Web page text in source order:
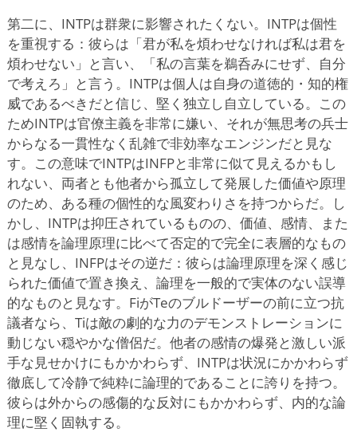
第二に、INTPは群衆に影響されたくない。INTPは個性
を重視する：彼らは「君が私を煩わせなければ私は君を
煩わせない」と言い、「私の言葉を鵜呑みにせず、自分
で考えろ」と言う。INTPは個人は自身の道徳的・知的権
威であるべきだと信じ、堅く独立し自立している。この
ためINTPは官僚主義を非常に嫌い、それが無思考の兵士
からなる一貫性なく乱雑で非効率なエンジンだと見な
す。この意味でINTPはINFPと非常に似て見えるかもし
れない、両者とも他者から孤立して発展した価値や原理
のため、ある種の個性的な風変わりさを持つからだ。し
かし、INTPは抑圧されているものの、価値、感情、また
は感情を論理原理に比べて否定的で完全に表層的なもの
と見なし、INFPはその逆だ：彼らは論理原理を深く感じ
られた価値で置き換え、論理を一般的で実体のない誤導
的なものと見なす。FiがTeのブルドーザーの前に立つ抗
議者なら、Tiは敵の劇的な力のデモンストレーションに
動じない穏やかな僧侶だ。他者の感情の爆発と激しい派
手な見せかけにもかかわらず、INTPは状況にかかわらず
徹底して冷静で純粋に論理的であることに誇りを持つ。
彼らは外からの感傷的な反対にもかかわらず、内的な論
理に堅く固執する。